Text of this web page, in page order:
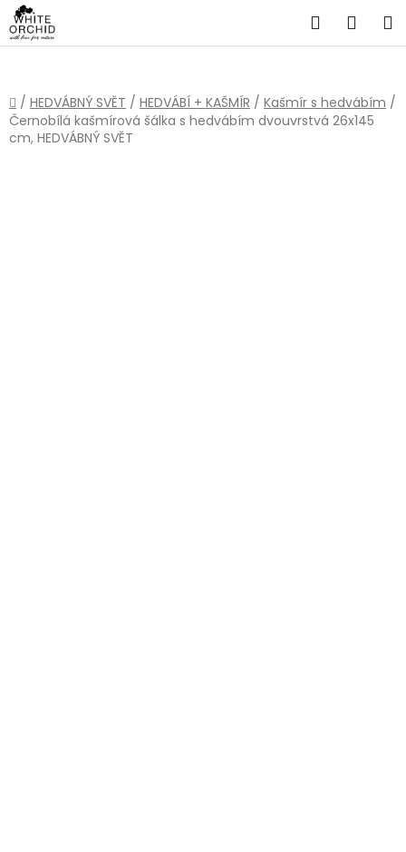
Přejít
na
obsah
Hledat
Domů
/ HEDVÁBNÝ SVĚT / HEDVÁBÍ + KAŠMÍR / Kašmír s hedvábím /
Černobílá kašmírová šálka s hedvábím dvouvrstvá 26x145
cm, HEDVÁBNÝ SVĚT